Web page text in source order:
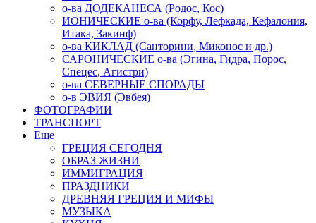
о-ва ДОДЕКАНЕСА (Родос, Кос)
ИОНИЧЕСКИЕ о-ва (Корфу, Лефкада, Кефалония,
Итака, Закинф)
о-ва КИКЛАД (Санторини, Миконос и др.)
САРОНИЧЕСКИЕ о-ва (Эгина, Гидра, Порос,
Спецес, Агистри)
о-ва СЕВЕРНЫЕ СПОРАДЫ
о-в ЭВИЯ (Эвбея)
ФОТОГРАФИИ
ТРАНСПОРТ
Еще
ГРЕЦИЯ СЕГОДНЯ
ОБРАЗ ЖИЗНИ
ИММИГРАЦИЯ
ПРАЗДНИКИ
ДРЕВНЯЯ ГРЕЦИЯ И МИФЫ
МУЗЫКА